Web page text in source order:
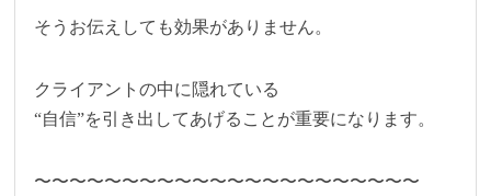
そうお伝えしても効果がありません。
クライアントの中に隠れている
“自信”を引き出してあげることが重要になります。
〜〜〜〜〜〜〜〜〜〜〜〜〜〜〜〜〜〜〜〜〜〜